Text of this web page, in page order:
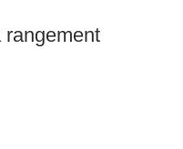
rangement